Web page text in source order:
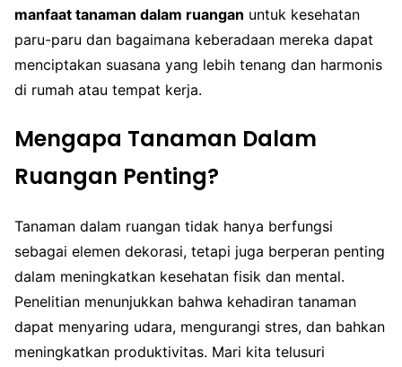
manfaat tanaman dalam ruangan untuk kesehatan
paru-paru dan bagaimana keberadaan mereka dapat
menciptakan suasana yang lebih tenang dan harmonis
di rumah atau tempat kerja.
Mengapa Tanaman Dalam
Ruangan Penting?
Tanaman dalam ruangan tidak hanya berfungsi
sebagai elemen dekorasi, tetapi juga berperan penting
dalam meningkatkan kesehatan fisik dan mental.
Penelitian menunjukkan bahwa kehadiran tanaman
dapat menyaring udara, mengurangi stres, dan bahkan
meningkatkan produktivitas. Mari kita telusuri